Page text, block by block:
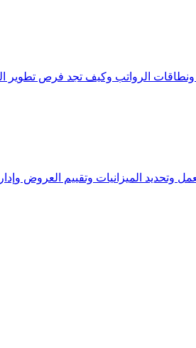
ونطاقات الرواتب وكيف تجد فرص تطوير
وتحديد الميزانيات وتقييم العروض